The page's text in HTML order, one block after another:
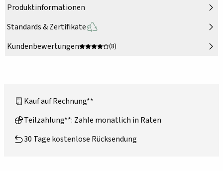
Produktinformationen
Standards & Zertifikate
Kundenbewertungen
(8)
Kauf auf Rechnung**
Teilzahlung**: Zahle monatlich in Raten
30 Tage kostenlose Rücksendung